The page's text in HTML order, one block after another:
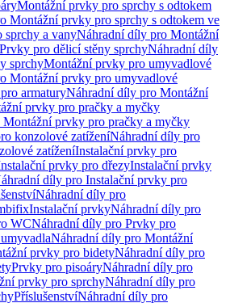
Montážní prvky pro sprchy s odtokem
Montážní prvky pro sprchy s odtokem ve
sprchy a vanyNáhradní díly pro Montážní
Prvky pro dělicí stěny sprchyNáhradní díly
sprchyMontážní prvky pro umyvadlové
Montážní prvky pro umyvadlové
armaturyNáhradní díly pro Montážní
prvky pro pračky a myčky
prvky pro pračky a myčky
konzolové zatíženíNáhradní díly pro
zatíženíInstalační prvky pro
prvky pro dřezyInstalační prvky
díly pro Instalační prvky pro
Náhradní díly pro
Instalační prvkyNáhradní díly pro
WCNáhradní díly pro Prvky pro
Náhradní díly pro Montážní
prvky pro bidetyNáhradní díly pro
Prvky pro pisoáryNáhradní díly pro
prvky pro sprchyNáhradní díly pro
PříslušenstvíNáhradní díly pro